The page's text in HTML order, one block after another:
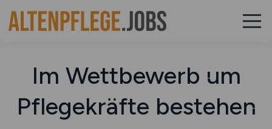
Im Wettbewerb um
Pflegekräfte bestehen